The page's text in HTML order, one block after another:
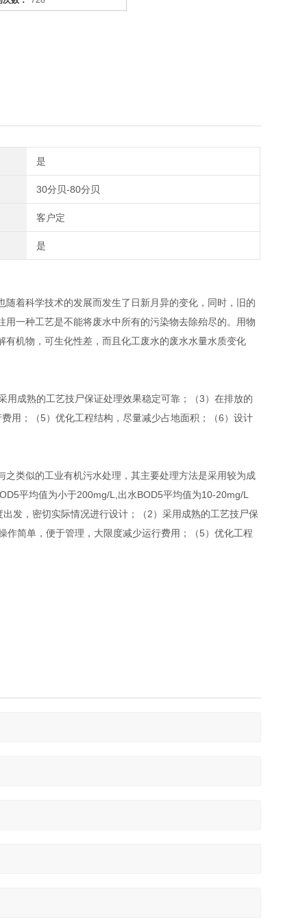
是
30分贝-80分贝
客户定
是
着科学技术的发展而发生了日新月异的变化，同时，旧的
一种工艺是不能将废水中所有的污染物去除殆尽的。用物
机物，可生化性差，而且化工废水的废水水量水质变化
成熟的工艺技尸保证处理效果稳定可靠；（3）在排放的
用；（5）优化工程结构，尽量减少占地面积；（6）设计
类似的工业有机污水处理，其主要处理方法是采用较为成
平均值为小于200mg/L,出水BOD5平均值为10-20mg/L
发，密切实际情况进行设计；（2）采用成熟的工艺技尸保
简单，便于管理，大限度减少运行费用；（5）优化工程